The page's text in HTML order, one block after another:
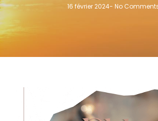
16 février 2024- No